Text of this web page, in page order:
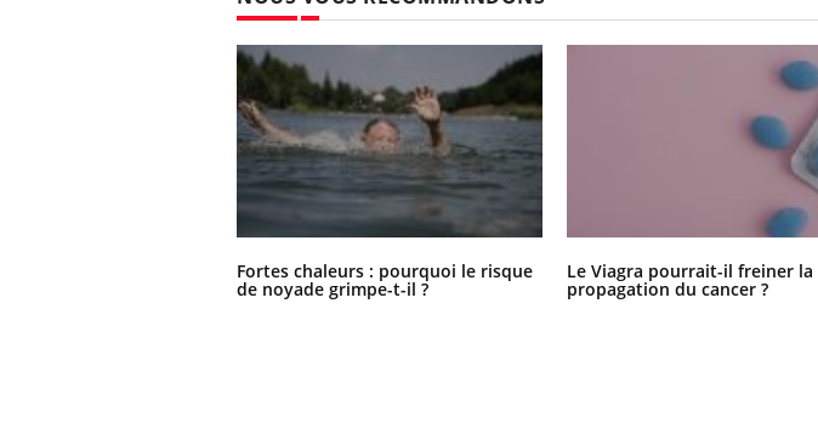
Fortes chaleurs : pourquoi le risque
de noyade grimpe-t-il ?
Le Viagra pourrait-il freiner la
propagation du cancer ?